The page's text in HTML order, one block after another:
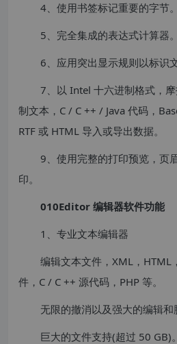
4、使用书签标记重要的字节。
5、完全集成的表达式计算器。
6、应用突出显示规则以标识
7、以 Intel 十六进制格式，
制文本，C / C ++ / Java 代码，
RTF 或 HTML 导入或导出数据。
9、使用完整的打印预览，页
印。
010Editor 编辑器软件功能
1、专业文本编辑器
编辑文本文件，XML，HTML
件，C / C ++ 源代码，PHP 等。
无限的撤消以及强大的编辑和
巨大的文件支持(超过 50 GB)。